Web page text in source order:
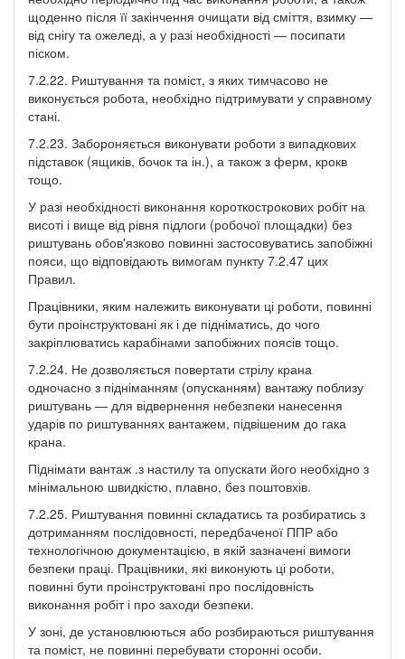
щоденно після її закінчення очищати від сміття, взимку —
від снігу та ожеледі, а у разі необхідності — посипати
піском.
7.2.22. Риштування та поміст, з яких тимчасово не
виконується робота, необхідно підтримувати у справному
стані.
7.2.23. Забороняється виконувати роботи з випадкових
підставок (ящиків, бочок та ін.), а також з ферм, крокв
тощо.
У разі необхідності виконання короткострокових робіт на
висоті і вище від рівня підлоги (робочої площадки) без
риштувань обов'язково повинні застосовуватись запобіжні
пояси, що відповідають вимогам пункту 7.2.47 цих
Правил.
Працівники, яким належить виконувати ці роботи, повинні
бути проінструктовані як і де підніматись, до чого
закріплюватись карабінами запобіжних поясів тощо.
7.2.24. Не дозволяється повертати стрілу крана
одночасно з підніманням (опусканням) вантажу поблизу
риштувань — для відвернення небезпеки нанесення
ударів по риштуваннях вантажем, підвішеним до гака
крана.
Піднімати вантаж .з настилу та опускати його необхідно з
мінімальною швидкістю, плавно, без поштовхів.
7.2.25. Риштування повинні складатись та розбиратись з
дотриманням послідовності, передбаченої ППР або
технологічною документацією, в якій зазначені вимоги
безпеки праці. Працівники, які виконують ці роботи,
повинні бути проінструктовані про послідовність
виконання робіт і про заходи безпеки.
У зоні, де установлюються або розбираються риштування
та поміст, не повинні перебувати сторонні особи.